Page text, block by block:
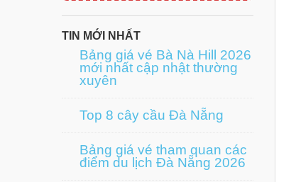
TIN MỚI NHẤT
Bảng giá vé Bà Nà Hill 2026
mới nhất cập nhật thường
xuyên
Top 8 cây cầu Đà Nẵng
Bảng giá vé tham quan các
điểm du lịch Đà Nẵng 2026